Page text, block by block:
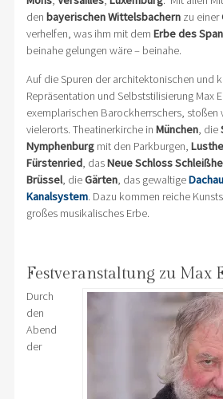
den bayerischen Wittelsbachernzu einer
verhelfen, was ihm mit dem Erbe des
beinahe gelungen wäre – beinahe.
Auf die Spuren der architektonischen und
Repräsentation und Selbststilisierung Max
exemplarischen Barockherrschers, stoßen
vielerorts. Theatinerkirche in München, die
Nymphenburgmit den Parkburgen,
Fürstenried, dasNeue Schloss
Brüssel, dieGärten, das gewaltige
Kanalsystem. Dazu kommen reiche
großes musikalisches Erbe.
Festveranstaltung zu Max
Durch
den
Abend
der